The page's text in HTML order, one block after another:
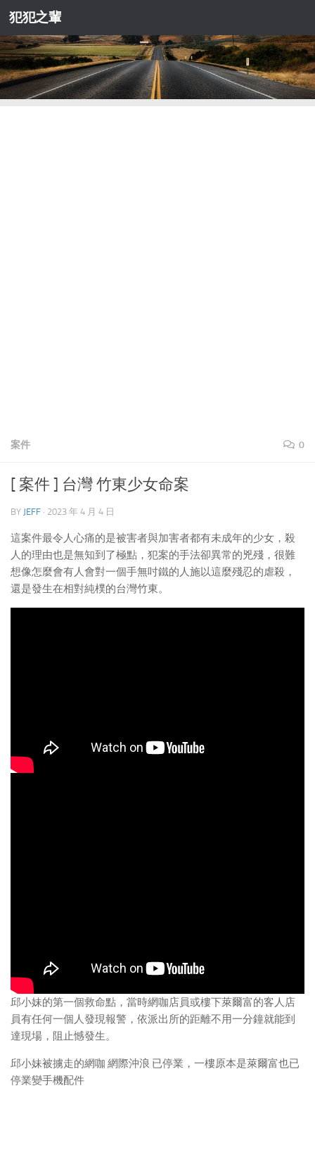
Skip to content
犯犯之輩
案件 0
[ 案件 ] 台灣 竹東少女命案
BY JEFF · 2023 年 4 月 4 日
這案件最令人心痛的是被害者與加害者都有未成年的少女，殺
人的理由也是無知到了極點，犯案的手法卻異常的兇殘，很難
想像怎麼會有人會對一個手無吋鐵的人施以這麼殘忍的虐殺，
還是發生在相對純樸的台灣竹東。
邱小妹的第一個救命點，當時網咖店員或樓下萊爾富的客人店
員有任何一個人發現報警，依派出所的距離不用一分鐘就能到
達現場，阻止憾發生。
邱小妹被擄走的網咖 網際沖浪 已停業，一樓原本是萊爾富也已
停業變手機配件